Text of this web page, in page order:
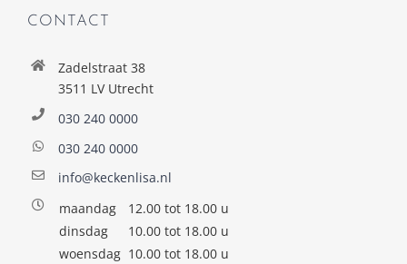
CONTACT
Zadelstraat 38
3511 LV Utrecht
030 240 0000
030 240 0000
info@keckenlisa.nl
maandag
12.00 tot 18.00 u
dinsdag
10.00 tot 18.00 u
woensdag 10.00 tot 18.00 u